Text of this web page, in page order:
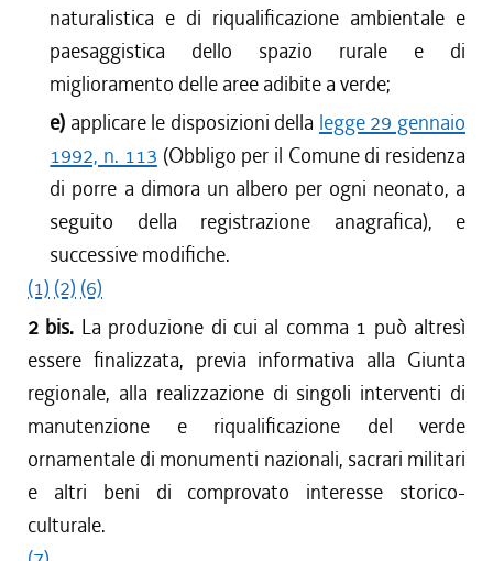
naturalistica e di riqualificazione ambientale e
paesaggistica dello spazio rurale e di
miglioramento delle aree adibite a verde;
e) applicare le disposizioni della legge 29 gennaio
1992, n. 113 (Obbligo per il Comune di residenza
di porre a dimora un albero per ogni neonato, a
seguito della registrazione anagrafica), e
successive modifiche.
(1) (2) (6)
2 bis. La produzione di cui al comma 1 può altresì
essere finalizzata, previa informativa alla Giunta
regionale, alla realizzazione di singoli interventi di
manutenzione e riqualificazione del verde
ornamentale di monumenti nazionali, sacrari militari
e altri beni di comprovato interesse storico-
culturale.